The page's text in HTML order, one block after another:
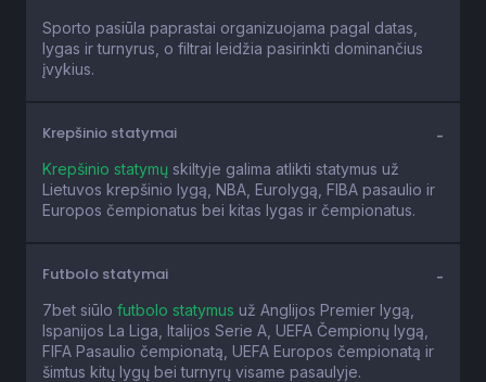
Sporto pasiūla paprastai organizuojama pagal datas,
lygas ir turnyrus, o filtrai leidžia pasirinkti dominančius
įvykius.
Krepšinio statymai
Krepšinio statymų skiltyje galima atlikti statymus už
Lietuvos krepšinio lygą, NBA, Eurolygą, FIBA pasaulio ir
Europos čempionatus bei kitas lygas ir čempionatus.
Futbolo statymai
7bet siūlo futbolo statymus už Anglijos Premier lygą,
Ispanijos La Liga, Italijos Serie A, UEFA Čempionų lygą,
FIFA Pasaulio čempionatą, UEFA Europos čempionatą ir
šimtus kitų lygų bei turnyrų visame pasaulyje.